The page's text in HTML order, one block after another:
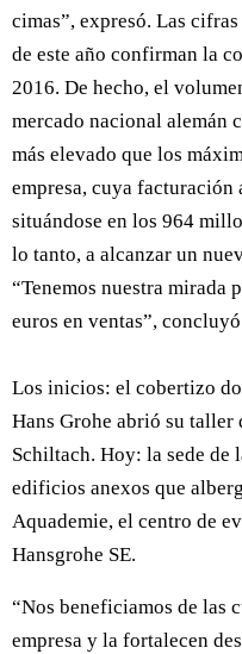
cimas”, expresó. Las
de este año confirman la
2016. De hecho, el
mercado nacional alemán
más elevado que los
empresa, cuya facturación
situándose en los 964
lo tanto, a alcanzar un
“Tenemos nuestra mirada
euros en ventas”,
Los inicios: el cobertizo
Hans Grohe abrió su
Schiltach. Hoy: la sede de
edificios anexos que
Aquademie, el centro de
Hansgrohe SE.
“Nos beneficiamos de las
empresa y la fortalecen